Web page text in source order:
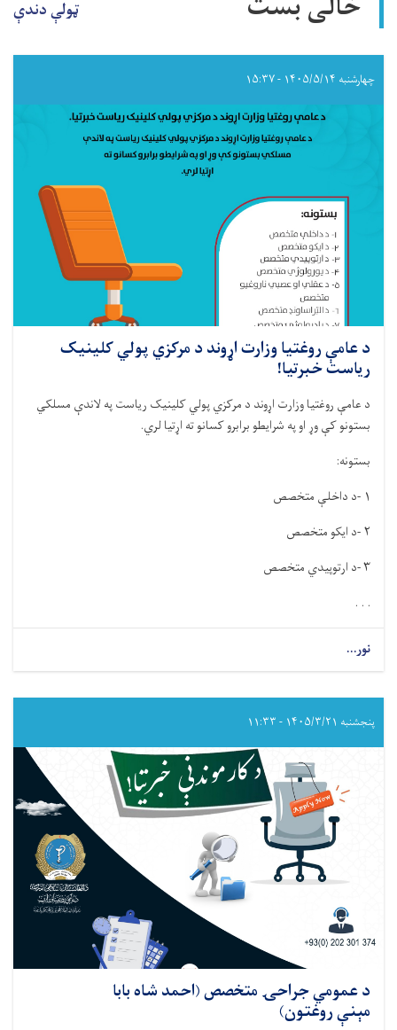
ټولې دندې
چهارشنبه ۱۴۰۵/۵/۱۴ - ۱۵:۳۷
د عامې روغتیا وزارت اړوند د مرکزي پولي کلینیک
ریاست خبرتیا!
د عامې روغتیا وزارت اړوند د مرکزي پولي کلینیک ریاست په لاندې مسلکي
بستونو کې وړ او په شرایطو برابرو کسانو ته اړتيا لري.
بستونه:
۱ -د داخلې متخصص
۲-د ایکو متخصص
۳-د ارتوپیدي متخصص
. . .
نور...
د
روغتیا
وزارت
پولي
کلینیک
ریاست
خبرتیا!
پنجشنبه ۱۴۰۵/۳/۲۱ - ۱۱:۳۳
د عمومي جراحۍ متخصص (احمد شاه بابا
مېنې روغتون)